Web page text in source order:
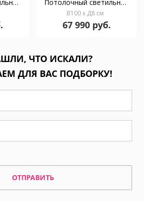
Потолочный светильник Boogie Extension 75 negro Потолочный светильник Boogie Extension 100 blanco
В100 x Д8 см
67 990 руб.
ЧТО ИСКАЛИ?
ДЛЯ ВАС ПОДБОРКУ!
ОТПРАВИТЬ